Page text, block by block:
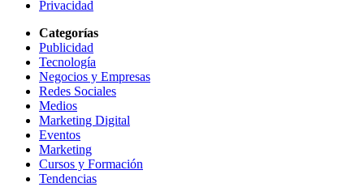
Privacidad
Categorías
Publicidad
Tecnología
Negocios y Empresas
Redes Sociales
Medios
Marketing Digital
Eventos
Marketing
Cursos y Formación
Tendencias